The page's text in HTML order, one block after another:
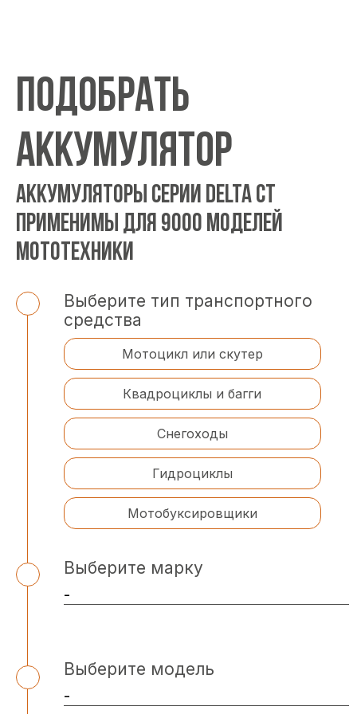
ПОДОБРАТЬ
АККУМУЛЯТОР
АККУМУЛЯТОРЫ СЕРИИ DELTA CT
ПРИМЕНИМЫ ДЛЯ 9000 МОДЕЛЕЙ
МОТОТЕХНИКИ
Выберите тип транспортного
средства
Мотоцикл или скутер
Квадроциклы и багги
Снегоходы
Гидроциклы
Мотобуксировщики
Выберите марку
Выберите модель